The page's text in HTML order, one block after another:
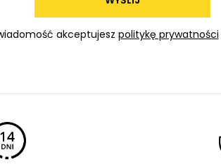
akceptujesz politykę prywatności